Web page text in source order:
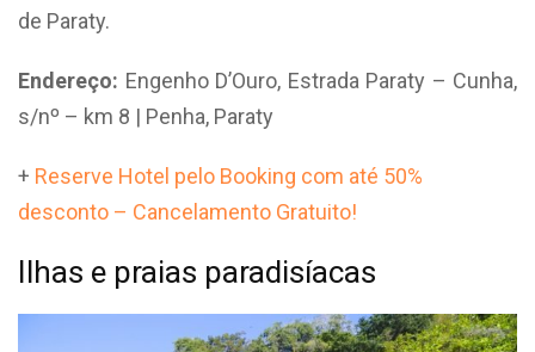
de Paraty.
Endereço: Engenho D’Ouro, Estrada Paraty – Cunha,
s/nº – km 8 | Penha, Paraty
+ Reserve Hotel pelo Booking com até 50%
desconto – Cancelamento Gratuito!
Ilhas e praias paradisíacas